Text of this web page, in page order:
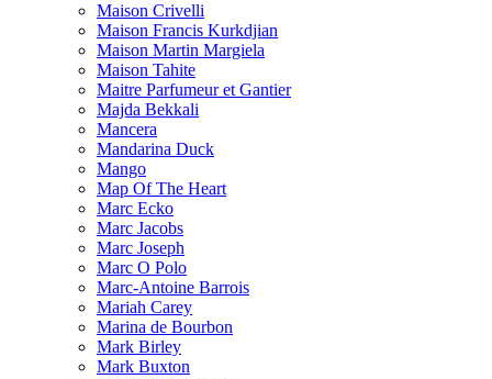
Maison Crivelli
Maison Francis Kurkdjian
Maison Martin Margiela
Maison Tahite
Maitre Parfumeur et Gantier
Majda Bekkali
Mancera
Mandarina Duck
Mango
Map Of The Heart
Marc Ecko
Marc Jacobs
Marc Joseph
Marc O Polo
Marc-Antoine Barrois
Mariah Carey
Marina de Bourbon
Mark Birley
Mark Buxton